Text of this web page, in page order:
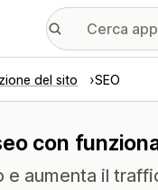
del sito SEO
con
e aumenta il